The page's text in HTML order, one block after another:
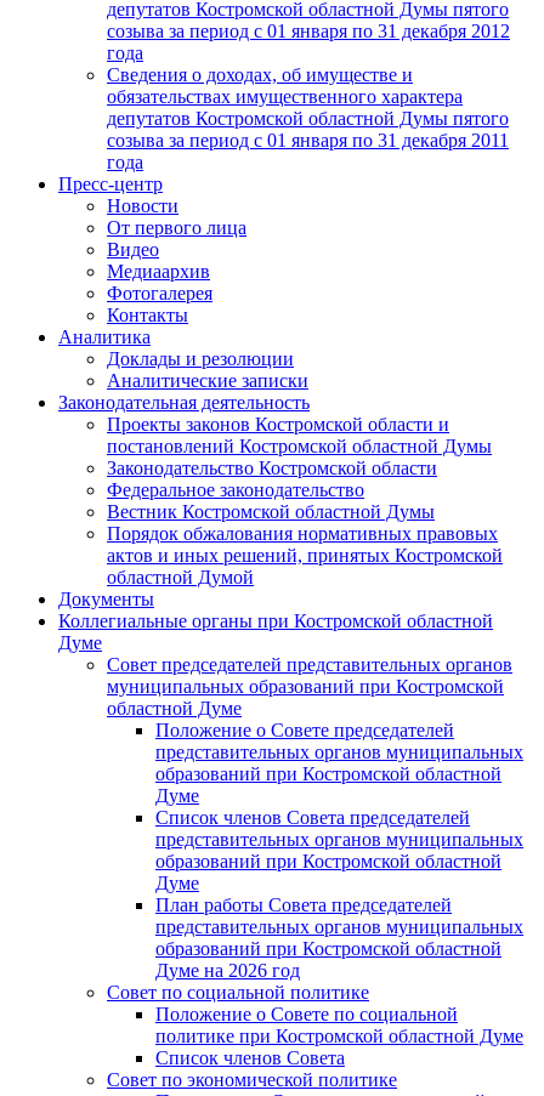
депутатов Костромской областной Думы пятого
созыва за период с 01 января по 31 декабря 2012
года
Сведения о доходах, об имуществе и
обязательствах имущественного характера
депутатов Костромской областной Думы пятого
созыва за период с 01 января по 31 декабря 2011
года
Пресс-центр
Новости
От первого лица
Видео
Медиаархив
Фотогалерея
Контакты
Аналитика
Доклады и резолюции
Аналитические записки
Законодательная деятельность
Проекты законов Костромской области и
постановлений Костромской областной Думы
Законодательство Костромской области
Федеральное законодательство
Вестник Костромской областной Думы
Порядок обжалования нормативных правовых
актов и иных решений, принятых Костромской
областной Думой
Документы
Коллегиальные органы при Костромской областной
Думе
Совет председателей представительных органов
муниципальных образований при Костромской
областной Думе
Положение о Совете председателей
представительных органов муниципальных
образований при Костромской областной
Думе
Список членов Совета председателей
представительных органов муниципальных
образований при Костромской областной
Думе
План работы Совета председателей
представительных органов муниципальных
образований при Костромской областной
Думе на 2026 год
Совет по социальной политике
Положение о Совете по социальной
политике при Костромской областной Думе
Список членов Совета
Совет по экономической политике